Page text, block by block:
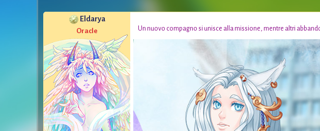
Eldarya
Oracle
Un nuovo compagno si unisce alla missione, mentre altri